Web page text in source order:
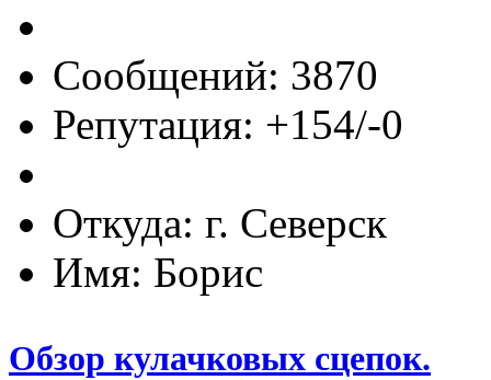
Сообщений: 3870
Репутация: +154/-0
Откуда: г. Северск
Имя: Борис
Обзор кулачковых сцепок.